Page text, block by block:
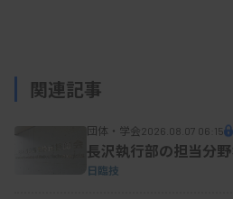
clamp法を用いたRHOA変異
院）「患者iPS細胞を用いた
リスク評価を実現するサイト
関連記事
団体・学会2026.08.07 06:15
長沢執行部の担当分
日臨技